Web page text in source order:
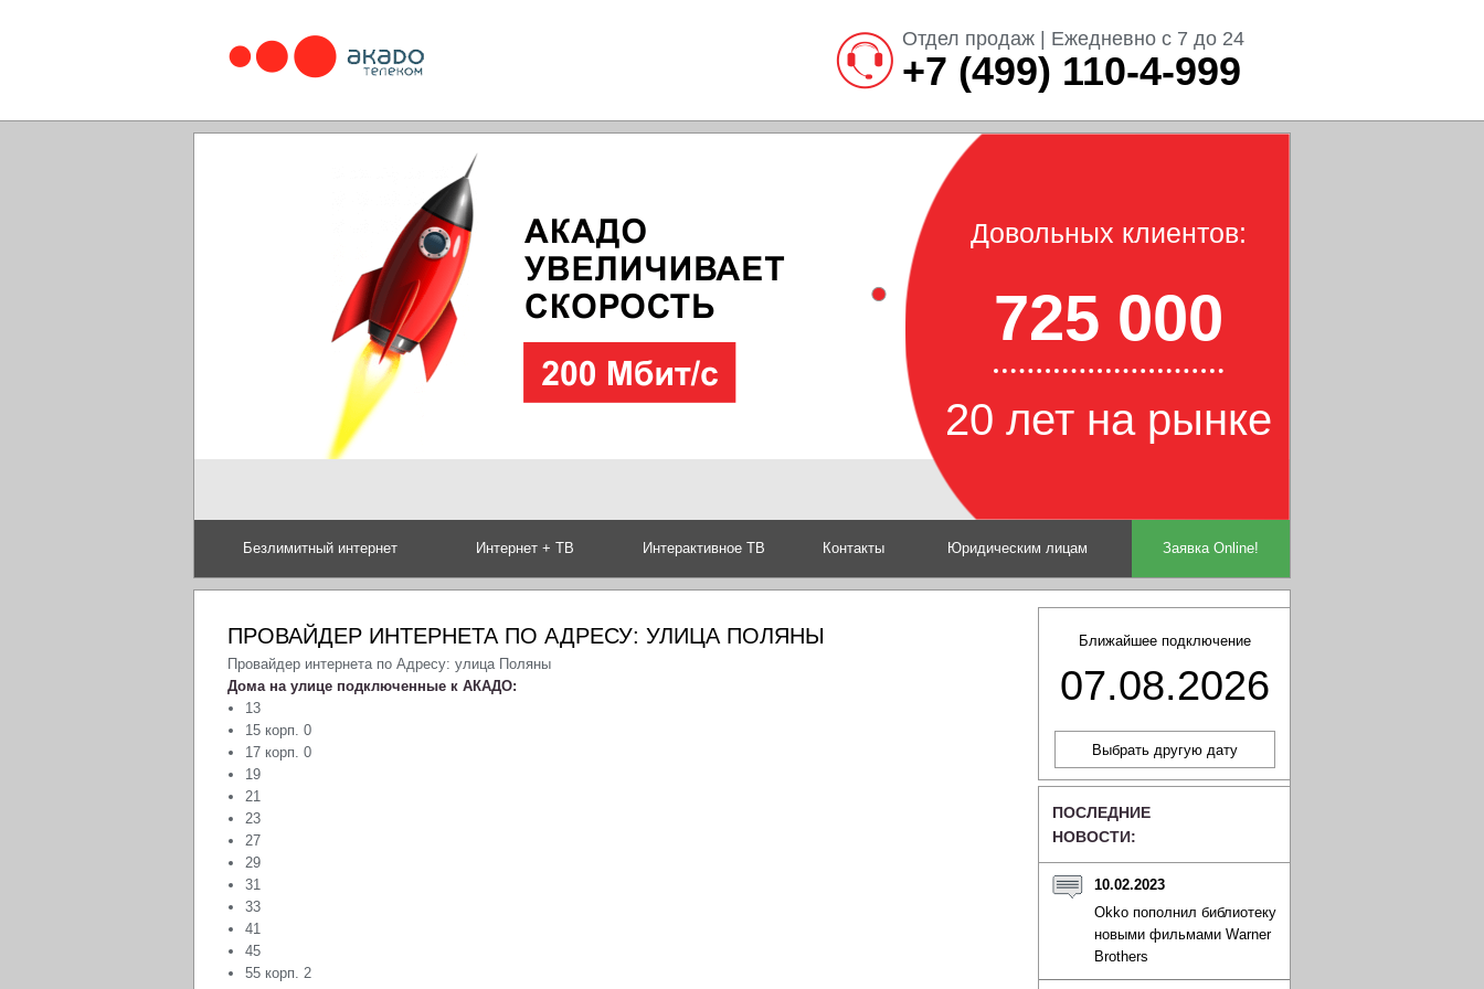
Отдел продаж | Ежедневно с 7 до 24
+7 (499) 110-4-999
Довольных клиентов:
725 000
20 лет на рынке
Безлимитный интернет Интернет + ТВ Интерактивное ТВ Контакты Юридическим лицам Заявка Online!
Ближайшее подключение
07.08.2026
ПОСЛЕДНИЕ
НОВОСТИ:
10.02.2023
Okko пополнил библиотеку
новыми фильмами Warner
Brothers
ПРОВАЙДЕР ИНТЕРНЕТА ПО АДРЕСУ: УЛИЦА ПОЛЯНЫ
Провайдер интернета по Адресу: улица Поляны
Дома на улице подключенные к АКАДО:
13
15 корп. 0
17 корп. 0
19
21
23
27
29
31
33
41
45
55 корп. 2